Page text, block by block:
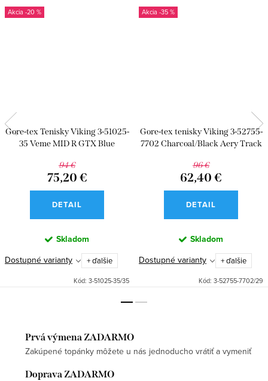
-20 %
Gore-tex Tenisky Viking 3-51025-
35 Veme MID R GTX Blue
94 €
75,20 €
DETAIL
Skladom
Dostupné varianty + ďalšie
Kód: 3-51025-35/35
-35 %
Gore-tex tenisky Viking 3-52755-
7702 Charcoal/Black Aery Track
96 €
62,40 €
DETAIL
Skladom
Dostupné varianty + ďalšie
Kód: 3-52755-7702/29
Prvá výmena ZADARMO
Zakúpené topánky môžete u nás jednoducho vrátiť a vymeniť
Doprava ZADARMO